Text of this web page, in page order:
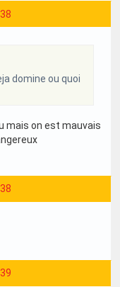
domine ou quoi
mais on est mauvais